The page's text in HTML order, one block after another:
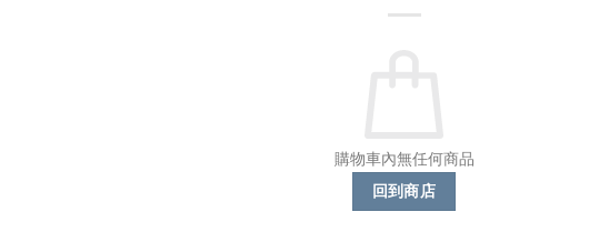
購物車內無任何商品
回到商店